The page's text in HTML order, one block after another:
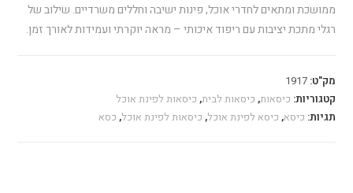
ממושכת ומתאים לחדרי אוכל, פינות ישיבה וחללים משרדיים. שילוב של
רגלי מתכת יציבות עם ריפוד איכותי – מראה יוקרתי ועמידות לאורך זמן.
מק"ט:1917
קטגוריות: כיסאות, כיסאות לבית, כיסאות לפינת אוכל
תגיות: כיסא, כיסא לפינת אוכל, כיסאות לפינת אוכל, כסא